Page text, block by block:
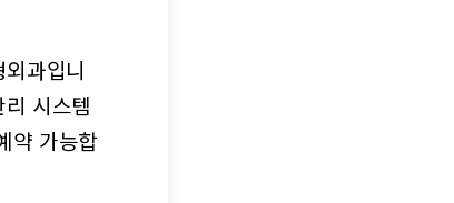
과입니
시스템
약 가능합